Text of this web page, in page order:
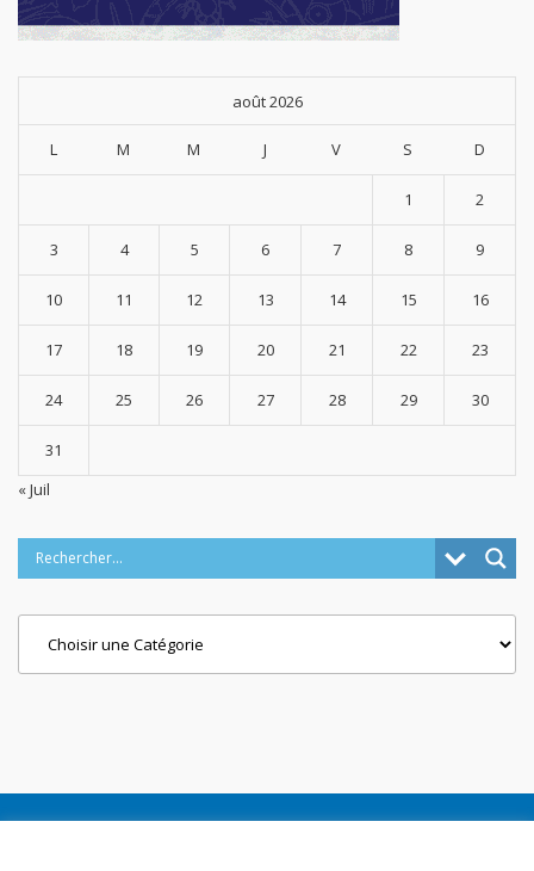
août 2026
L M M J V S D
1 2
3 4 5 6 7 8 9
10 11 12 13 14 15 16
17 18 19 20 21 22 23
24 25 26 27 28 29 30
31
« Juil